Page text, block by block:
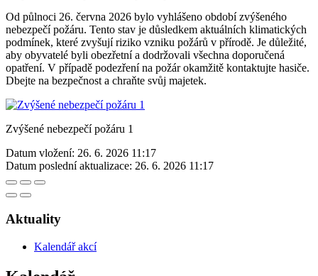
Od půlnoci 26. června 2026 bylo vyhlášeno období zvýšeného
nebezpečí požáru. Tento stav je důsledkem aktuálních klimatických
podmínek, které zvyšují riziko vzniku požárů v přírodě. Je důležité,
aby obyvatelé byli obezřetní a dodržovali všechna doporučená
opatření. V případě podezření na požár okamžitě kontaktujte hasiče.
Dbejte na bezpečnost a chraňte svůj majetek.
Zvýšené nebezpečí požáru 1
Datum vložení: 26. 6. 2026 11:17
Datum poslední aktualizace: 26. 6. 2026 11:17
Aktuality
Kalendář akcí